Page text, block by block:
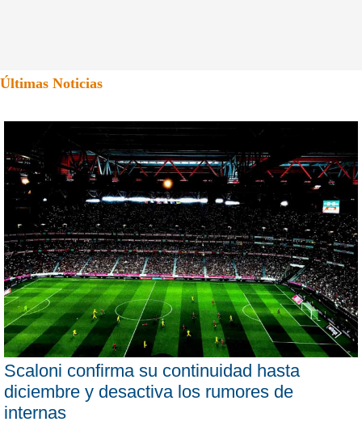
Últimas Noticias
Scaloni confirma su continuidad hasta
diciembre y desactiva los rumores de
internas